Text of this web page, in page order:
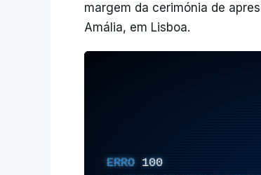
margem da cerimónia de
Amália, em Lisboa.
ERRO 100